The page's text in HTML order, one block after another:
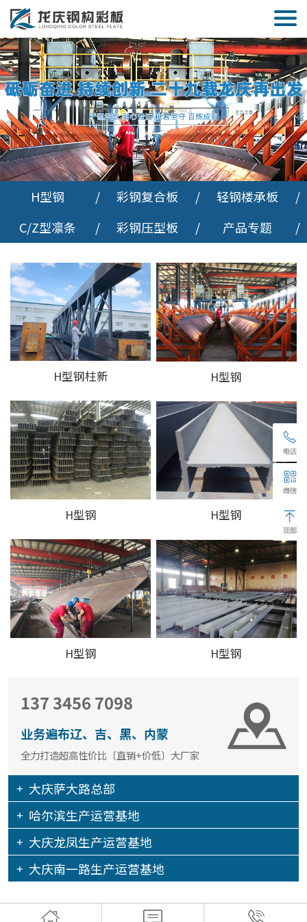
H型钢 / 彩钢复合板 / 轻钢楼承板
/
C/Z型凛条
/ 彩钢压型板 / 产品专题 /
H型钢柱新 H型钢
H型钢 H型钢
H型钢 H型钢
137 3456 7098
业务遍布辽、吉、黑、内蒙
全力打造超高性价比〔直销+价低〕大厂家
大庆萨大路总部
哈尔滨生产运营基地
大庆龙凤生产运营基地
大庆南一路生产运营基地